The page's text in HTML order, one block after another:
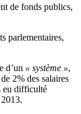
de fonds publics,
parlementaires,
d’un « système »,
2% des salaires
eu difficulté